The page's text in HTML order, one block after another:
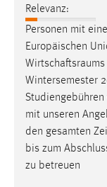
Relevanz:
Personen mit
Europäischen
Wirtschaftsraums
Wintersemester
Studiengebühren
mit unseren
den gesamten
bis zum
zu betreuen